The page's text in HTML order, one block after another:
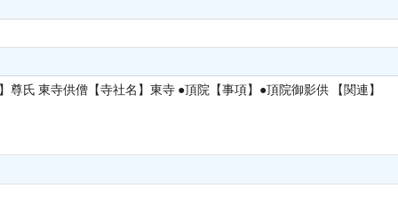
氏 東寺供僧【寺社名】東寺 ●頂院【事項】●頂院御影供 【関連】